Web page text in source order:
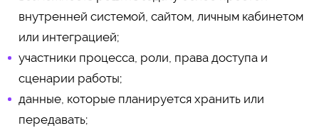
внутренней системой, сайтом, личным кабинетом
или интеграцией;
участники процесса, роли, права доступа и
сценарии работы;
данные, которые планируется хранить или
передавать;